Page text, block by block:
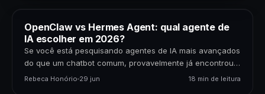
OpenClaw vs Hermes Agent: qual agente de
IA escolher em 2026?
Se você está pesquisando agentes de IA mais avançados
do que um chatbot comum, provavelmente já encontrou
dois nomes: OpenClaw e Hermes Agent. Os…
Rebeca Honório 29 jun 18 min de leitura